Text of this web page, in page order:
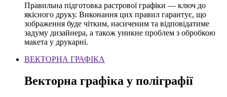
Правильна підготовка растрової графіки — ключ до
якісного друку. Виконання цих правил гарантує, що
зображення буде чітким, насиченим та відповідатиме
задуму дизайнера, а також уникне проблем з обробкою
макета у друкарні.
ВЕКТОРНА ГРАФІКА
Векторна графіка у поліграфії